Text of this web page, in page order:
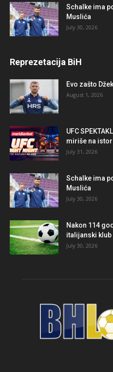
Schalke ima
Muslića
July 30, 2026
Reprezetacija BiH
Evo zašto
August 1, 2026
UFC
miriše na
July 31, 2026
Schalke ima
Muslića
July 30, 2026
Nakon 114
italijanski klub
July 30, 2026